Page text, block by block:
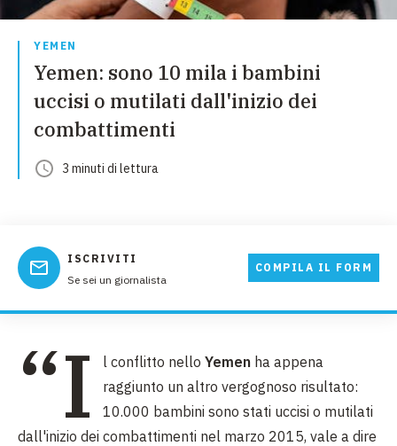
YEMEN
Yemen: sono 10 mila i bambini
uccisi o mutilati dall'inizio dei
combattimenti
3 minuti di lettura
ISCRIVITI
Se sei un giornalista
COMPILA IL FORM
“I l conflitto nello Yemen ha appena
raggiunto un altro vergognoso risultato:
10.000 bambini sono stati uccisi o mutilati
dall'inizio dei combattimenti nel marzo 2015, vale a dire